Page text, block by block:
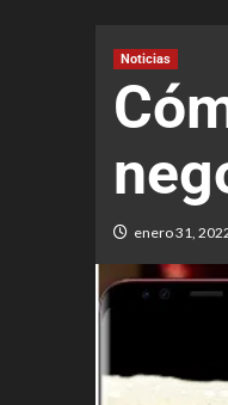
Noticias
enero 31,